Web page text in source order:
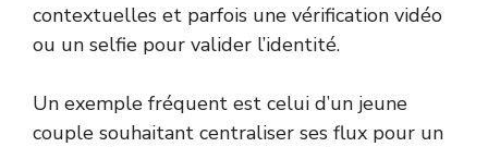
contextuelles et parfois une vérification vidéo
ou un selfie pour valider l’identité.
Un exemple fréquent est celui d’un jeune
couple souhaitant centraliser ses flux pour un